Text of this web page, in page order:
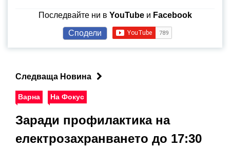
Последвайте ни в YouTubeи Facebook
Сподели
Следваща Новина
Варна На Фокус
Заради профилактика на
електрозахранването до 17:30